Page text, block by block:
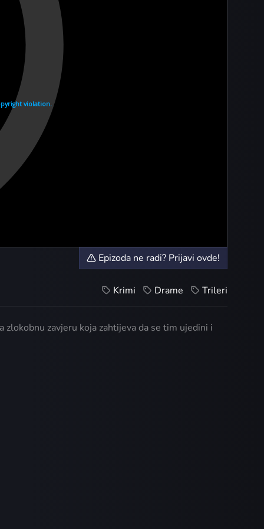
Epizoda ne radi? Prijavi ovde!
Krimi Drame Trileri
zavjeru koja zahtijeva da se tim ujedini i